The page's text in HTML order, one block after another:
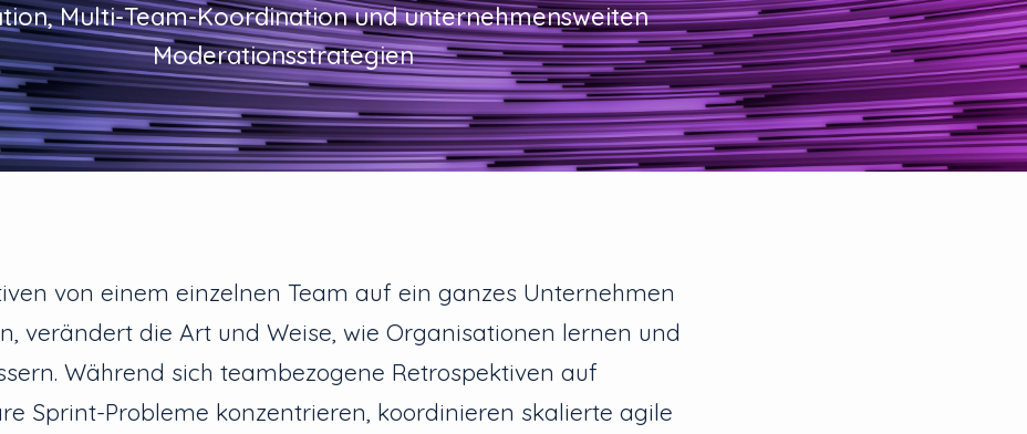
Multi-Team-Koordination und unternehmensweiten
Moderationsstrategien
von einem einzelnen Team auf ein ganzes Unternehmen
verändert die Art und Weise, wie Organisationen lernen und
Während sich teambezogene Retrospektiven auf
Sprint-Probleme konzentrieren, koordinieren skalierte agile